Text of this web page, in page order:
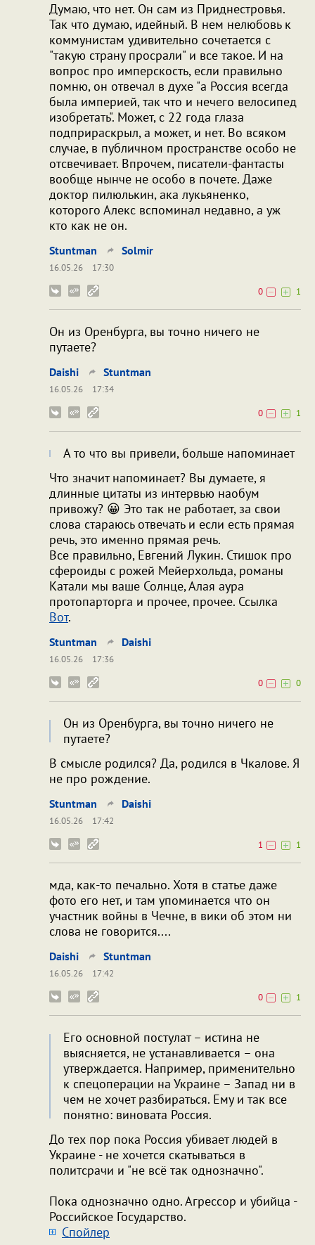
Думаю, что нет. Он сам из Приднестровья.
Так что думаю, идейный. В нем нелюбовь к
коммунистам удивительно сочетается с
"такую страну просрали" и все такое. И на
вопрос про имперскость, если правильно
помню, он отвечал в духе "а Россия всегда
была империей, так что и нечего велосипед
изобретать". Может, с 22 года глаза
подприраскрыл, а может, и нет. Во всяком
случае, в публичном пространстве особо не
отсвечивает. Впрочем, писатели-фантасты
вообще нынче не особо в почете. Даже
доктор пилюлькин, ака лукьяненко,
которого Алекс вспоминал недавно, а уж
кто как не он.
Stuntman Solmir
16.05.26
17:30
0
1
Он из Оренбурга, вы точно ничего не
путаете?
Daishi Stuntman
16.05.26
17:34
0
1
А то что вы привели, больше напоминает
Что значит напоминает? Вы думаете, я
длинные цитаты из интервью наобум
привожу? 😀 Это так не работает, за свои
слова стараюсь отвечать и если есть прямая
речь, это именно прямая речь.
Все правильно, Евгений Лукин. Стишок про
сфероиды с рожей Мейерхольда, романы
Катали мы ваше Солнце, Алая аура
протопарторга и прочее, прочее. Ссылка
Вот.
Stuntman Daishi
16.05.26
17:36
0
0
Он из Оренбурга, вы точно ничего не
путаете?
В смысле родился? Да, родился в Чкалове. Я
не про рождение.
Stuntman Daishi
16.05.26
17:42
1
1
мда, как-то печально. Хотя в статье даже
фото его нет, и там упоминается что он
участник войны в Чечне, в вики об этом ни
слова не говорится....
Daishi Stuntman
16.05.26
17:42
0
1
Его основной постулат – истина не
выясняется, не устанавливается – она
утверждается. Например, применительно
к спецоперации на Украине – Запад ни в
чем не хочет разбираться. Ему и так все
понятно: виновата Россия.
До тех пор пока Россия убивает людей в
Украине - не хочется скатываться в
политсрачи и "не всё так однозначно".
Пока однозначно одно. Агрессор и убийца -
Российское Государство.
Cпойлер